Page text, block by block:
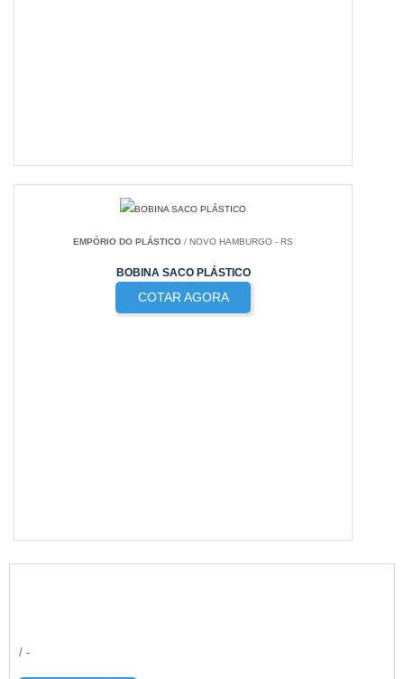
EMPÓRIO DO PLÁSTICO / NOVO HAMBURGO - RS
BOBINA SACO PLÁSTICO
COTAR AGORA
/ -